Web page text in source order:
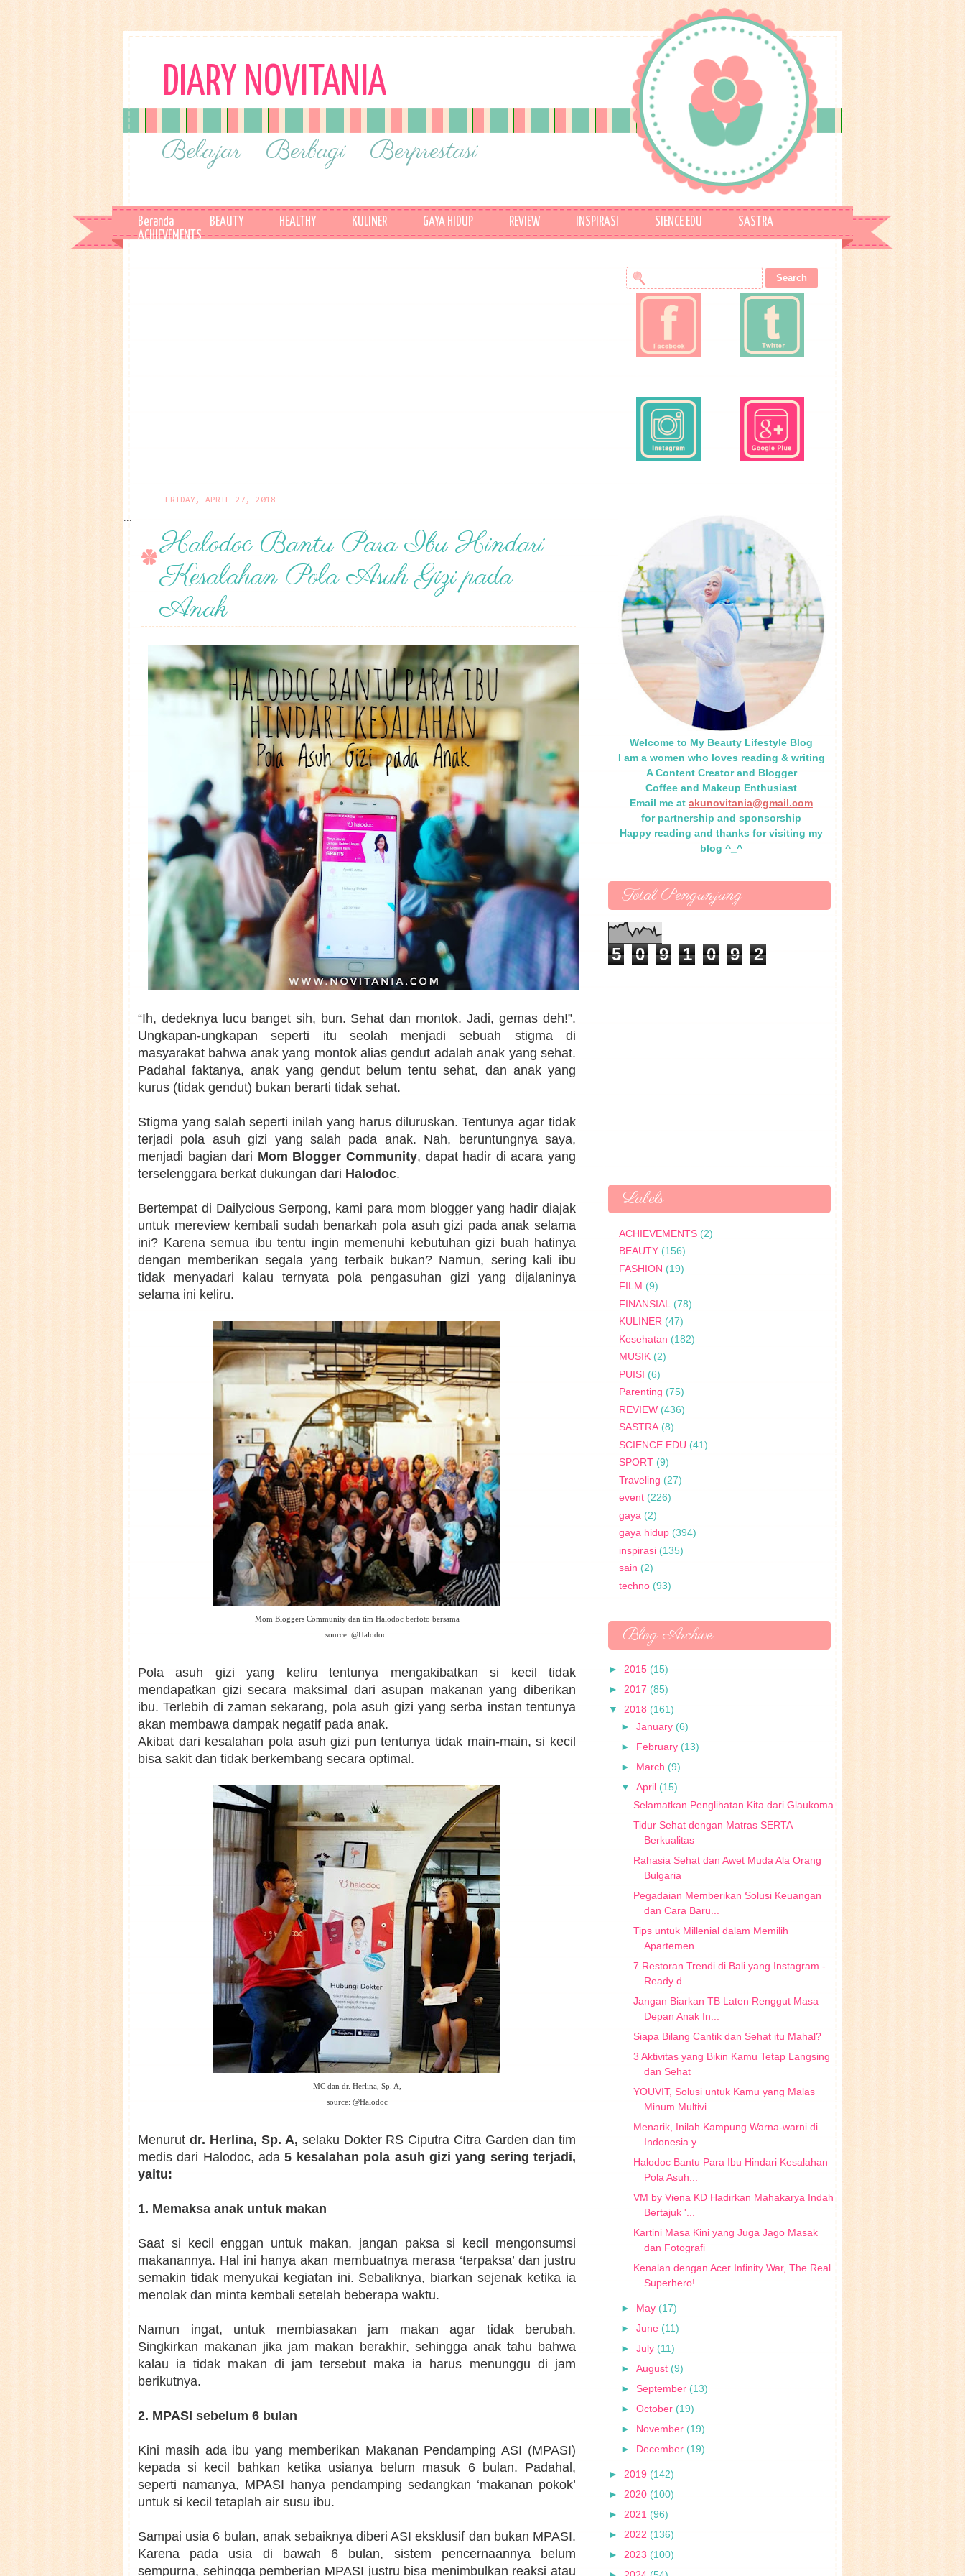
DIARY NOVITANIA
Belajar - Berbagi - Berprestasi
Beranda BEAUTY HEALTHY KULINER GAYA HIDUP REVIEW INSPIRASI SIENCE EDU
SASTRA
ACHIEVEMENTS
FRIDAY, APRIL 27, 2018
...
Halodoc Bantu Para Ibu Hindari
Kesalahan Pola Asuh Gizi pada
Anak
“Ih, dedeknya lucu banget sih, bun. Sehat dan montok. Jadi, gemas deh!”.
Ungkapan-ungkapan seperti itu seolah menjadi sebuah stigma di
masyarakat bahwa anak yang montok alias gendut adalah anak yang sehat.
Padahal faktanya, anak yang gendut belum tentu sehat, dan anak yang
kurus (tidak gendut) bukan berarti tidak sehat.
Stigma yang salah seperti inilah yang harus diluruskan. Tentunya agar tidak
terjadi pola asuh gizi yang salah pada anak. Nah, beruntungnya saya,
menjadi bagian dari Mom Blogger Community, dapat hadir di acara yang
terselenggara berkat dukungan dari Halodoc.
Bertempat di Dailycious Serpong, kami para mom blogger yang hadir diajak
untuk mereview kembali sudah benarkah pola asuh gizi pada anak selama
ini? Karena semua ibu tentu ingin memenuhi kebutuhan gizi buah hatinya
dengan memberikan segala yang terbaik bukan? Namun, sering kali ibu
tidak menyadari kalau ternyata pola pengasuhan gizi yang dijalaninya
selama ini keliru.
Mom Bloggers Community dan tim Halodoc berfoto bersama
source: @Halodoc
Pola asuh gizi yang keliru tentunya mengakibatkan si kecil tidak
mendapatkan gizi secara maksimal dari asupan makanan yang diberikan
ibu. Terlebih di zaman sekarang, pola asuh gizi yang serba instan tentunya
akan membawa dampak negatif pada anak.
Akibat dari kesalahan pola asuh gizi pun tentunya tidak main-main, si kecil
bisa sakit dan tidak berkembang secara optimal.
MC dan dr. Herlina, Sp. A,
source: @Halodoc
Menurut dr. Herlina, Sp. A, selaku Dokter RS Ciputra Citra Garden dan tim
medis dari Halodoc, ada 5 kesalahan pola asuh gizi yang sering terjadi,
yaitu:
1. Memaksa anak untuk makan
Saat si kecil enggan untuk makan, jangan paksa si kecil mengonsumsi
makanannya. Hal ini hanya akan membuatnya merasa ‘terpaksa’ dan justru
semakin tidak menyukai kegiatan ini. Sebaliknya, biarkan sejenak ketika ia
menolak dan minta kembali setelah beberapa waktu.
Namun ingat, untuk membiasakan jam makan agar tidak berubah.
Singkirkan makanan jika jam makan berakhir, sehingga anak tahu bahwa
kalau ia tidak makan di jam tersebut maka ia harus menunggu di jam
berikutnya.
2. MPASI sebelum 6 bulan
Kini masih ada ibu yang memberikan Makanan Pendamping ASI (MPASI)
kepada si kecil bahkan ketika usianya belum masuk 6 bulan. Padahal,
seperti namanya, MPASI hanya pendamping sedangkan ‘makanan pokok’
untuk si kecil tetaplah air susu ibu.
Sampai usia 6 bulan, anak sebaiknya diberi ASI eksklusif dan bukan MPASI.
Karena pada usia di bawah 6 bulan, sistem pencernaannya belum
sempurna, sehingga pemberian MPASI justru bisa menimbulkan reaksi atau
Welcome to My Beauty Lifestyle Blog
I am a women who loves reading & writing
A Content Creator and Blogger
Coffee and Makeup Enthusiast
Email me at akunovitania@gmail.com
for partnership and sponsorship
Happy reading and thanks for visiting my
blog ^_^
Total Pengunjung
5 0 9 1 0 9 2
Labels
ACHIEVEMENTS (2)
BEAUTY (156)
FASHION (19)
FILM (9)
FINANSIAL
(78)
KULINER (47)
Kesehatan (182)
MUSIK (2)
PUISI (6)
Parenting (75)
REVIEW (436)
SASTRA (8)
SCIENCE EDU (41)
SPORT (9)
Traveling (27)
event (226)
gaya (2)
gaya hidup (394)
inspirasi (135)
sain (2)
techno (93)
Blog Archive
► 2015 (15)
► 2017 (85)
▼ 2018 (161)
► January (6)
► February (13)
► March (9)
▼ April (15)
Selamatkan Penglihatan Kita dari Glaukoma
Tidur Sehat dengan Matras SERTA
Berkualitas
Rahasia Sehat dan Awet Muda Ala Orang
Bulgaria
Pegadaian Memberikan Solusi Keuangan
dan Cara Baru...
Tips untuk Millenial dalam Memilih
Apartemen
7 Restoran Trendi di Bali yang Instagram -
Ready d...
Jangan Biarkan TB Laten Renggut Masa
Depan Anak In...
Siapa Bilang Cantik dan Sehat itu Mahal?
3 Aktivitas yang Bikin Kamu Tetap Langsing
dan Sehat
YOUVIT, Solusi untuk Kamu yang Malas
Minum Multivi...
Menarik, Inilah Kampung Warna-warni di
Indonesia y...
Halodoc Bantu Para Ibu Hindari Kesalahan
Pola Asuh...
VM by Viena KD Hadirkan Mahakarya Indah
Bertajuk '...
Kartini Masa Kini yang Juga Jago Masak
dan Fotografi
Kenalan dengan Acer Infinity War, The Real
Superhero!
► May (17)
► June (11)
► July (11)
► August (9)
► September (13)
► October (19)
► November (19)
► December (19)
► 2019 (142)
► 2020 (100)
► 2021 (96)
► 2022 (136)
► 2023 (100)